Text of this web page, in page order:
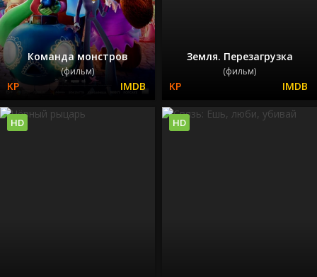
Команда монстров
(фильм)
Земля. Перезагрузка
(фильм)
HD HD